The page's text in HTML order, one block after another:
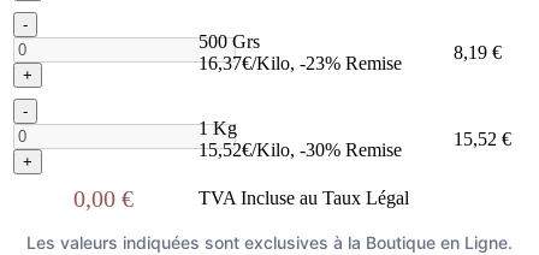
-
+
500 Grs
16,37€/Kilo, -23% Remise
8,19 €
-
+
1 Kg
15,52€/Kilo, -30% Remise
15,52 €
0,00 € TVA Incluse au Taux Légal
Les valeurs indiquées sont exclusives à la Boutique en Ligne.